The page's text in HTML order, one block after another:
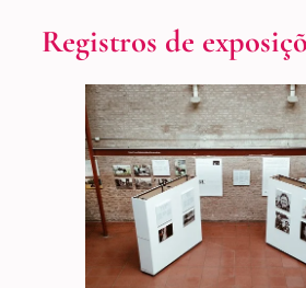
Registros de